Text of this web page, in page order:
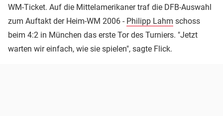
WM-Ticket. Auf die Mittelamerikaner traf die DFB-Auswahl
zum Auftakt der Heim-WM 2006 - Philipp Lahm schoss
beim 4:2 in München das erste Tor des Turniers. "Jetzt
warten wir einfach, wie sie spielen", sagte Flick.